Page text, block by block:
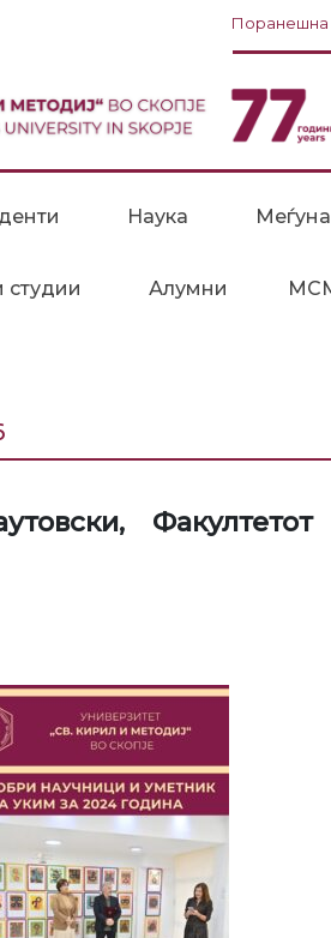
Поранешна
Наука
студии Алумни